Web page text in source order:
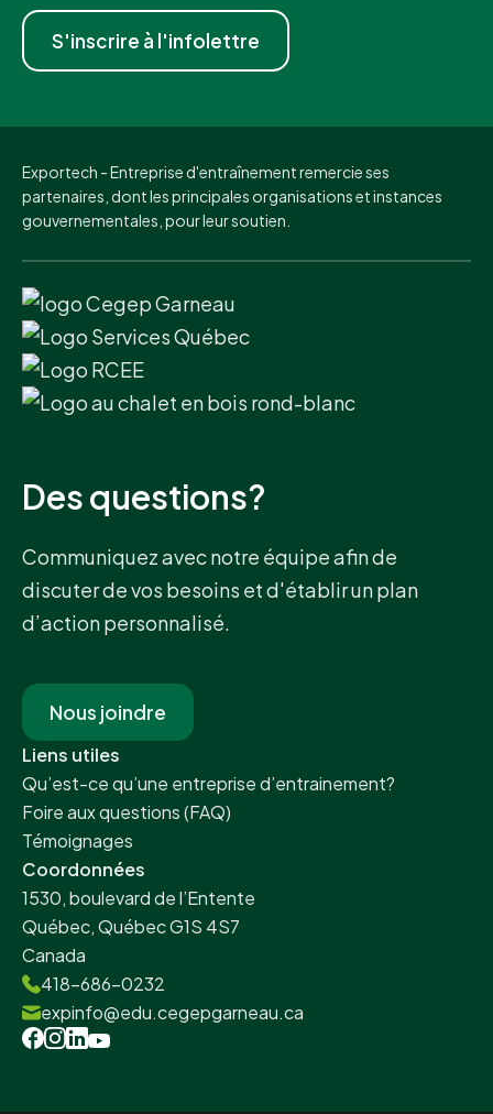
S'inscrire à l'infolettre
Exportech - Entreprise d'entraînement remercie ses
partenaires, dont les principales organisations et instances
gouvernementales, pour leur soutien.
Des questions?
Communiquez avec notre équipe afin de
discuter de vos besoins et d'établir un plan
d’action personnalisé.
Nous joindre
Liens utiles
Qu’est-ce qu’une entreprise d’entrainement?
Foire aux questions (FAQ)
Témoignages
Coordonnées
1530, boulevard de l’Entente
Québec, Québec G1S 4S7
Canada
418-686-0232
expinfo@edu.cegepgarneau.ca